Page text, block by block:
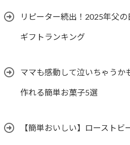
リピーター続出！2025年父
ギフトランキング
ママも感動して泣いちゃうか
作れる簡単お菓子5選
【簡単おいしい】ローストビ